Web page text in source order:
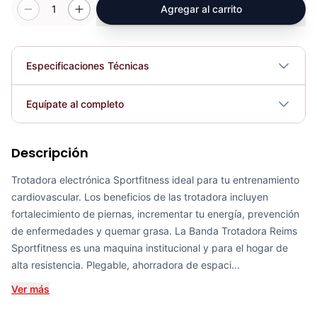
1 Agregar al carrito
Especificaciones Técnicas
Dimensiones
Profundidad: 195 cm Alto; 150.5 cm.
Ancho; 87 cm.
Peso máx. usuario
Potencia motor 2.5 Real HP (DC).
Conectividad 110 Voltios.
Plegable
Equípate al completo
COP 4,200,296.00
Banda Trotadora Montpellier - Sport Fitness 72030
COP 5,448,969.00
Descripción
Trotadora electrónica Sportfitness ideal para tu entrenamiento
cardiovascular. Los beneficios de las trotadora incluyen
fortalecimiento de piernas, incrementar tu energía, prevención
de enfermedades y quemar grasa. La Banda Trotadora Reims
Sportfitness es una maquina institucional y para el hogar de
alta resistencia. Plegable, ahorradora de espaci...
Ver más